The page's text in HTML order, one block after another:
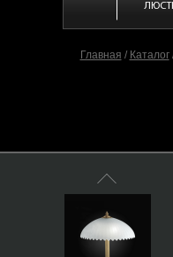
Главная / Каталог